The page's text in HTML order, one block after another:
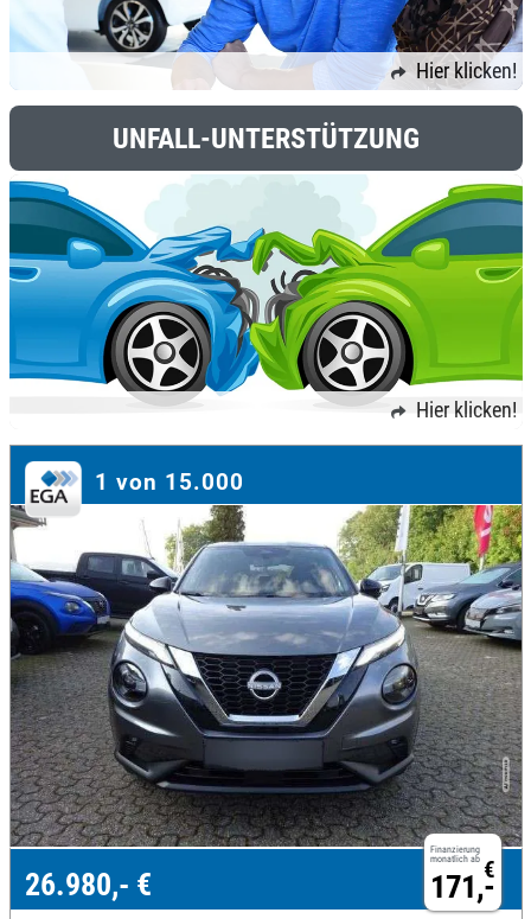
Hier klicken!
UNFALL-UNTERSTÜTZUNG
Hier klicken!
1 von 15.000
Finanzierung
monatlich ab €
171,-
26.980,- €